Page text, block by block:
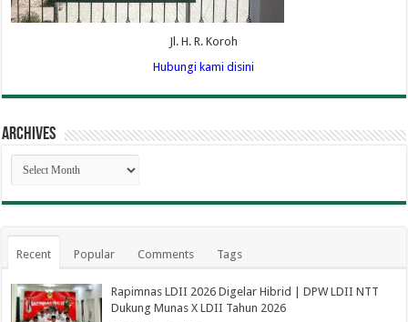
Jl. H. R. Koroh
Hubungi kami disini
Archives
Archives
Recent Popular Comments Tags
Rapimnas LDII 2026 Digelar Hibrid | DPW LDII NTT
Dukung Munas X LDII Tahun 2026